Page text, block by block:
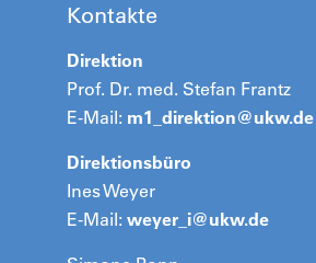
Kontakte
Direktion
Prof. Dr. med. Stefan Frantz
E-Mail: m1_direktion@ukw.de
Direktionsbüro
Ines Weyer
E-Mail: weyer_i@ukw.de